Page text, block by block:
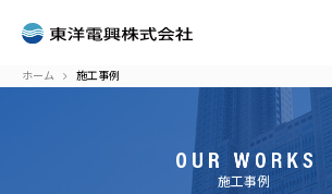
ホーム 施工事例
施工事例